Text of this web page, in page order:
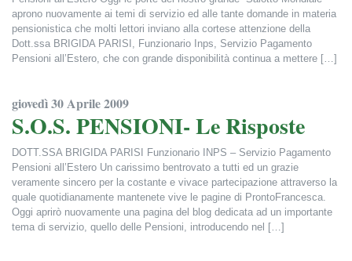
aprono nuovamente ai temi di servizio ed alle tante domande in materia
pensionistica che molti lettori inviano alla cortese attenzione della
Dott.ssa BRIGIDA PARISI, Funzionario Inps, Servizio Pagamento
Pensioni all’Estero, che con grande disponibilità continua a mettere […]
giovedì 30 Aprile 2009
S.O.S. PENSIONI- Le Risposte
DOTT.SSA BRIGIDA PARISI Funzionario INPS – Servizio Pagamento
Pensioni all’Estero Un carissimo bentrovato a tutti ed un grazie
veramente sincero per la costante e vivace partecipazione attraverso la
quale quotidianamente mantenete vive le pagine di ProntoFrancesca.
Oggi aprirò nuovamente una pagina del blog dedicata ad un importante
tema di servizio, quello delle Pensioni, introducendo nel […]